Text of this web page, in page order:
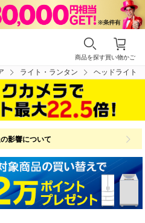
買い物かご
商品を探す
ライト・ランタン ヘッドライト
影響について